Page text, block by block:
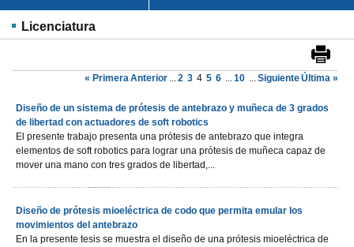
Licenciatura
« PrimeraAnterior ...2 3 4 5 6 ...10 ...SiguienteÚltima »
Diseño de un sistema de prótesis de antebrazo y muñeca de 3 grados
de libertad con actuadores de soft robotics
El presente trabajo presenta una prótesis de antebrazo que integra
elementos de soft robotics para lograr una prótesis de muñeca capaz de
mover una mano con tres grados de libertad,...
Diseño de prótesis mioeléctrica de codo que permita emular los
movimientos del antebrazo
En la presente tesis se muestra el diseño de una prótesis mioeléctrica de